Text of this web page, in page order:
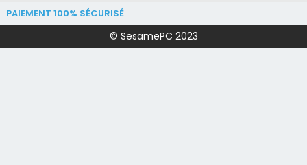
PAIEMENT 100% SÉCURISÉ
© SesamePC 2023